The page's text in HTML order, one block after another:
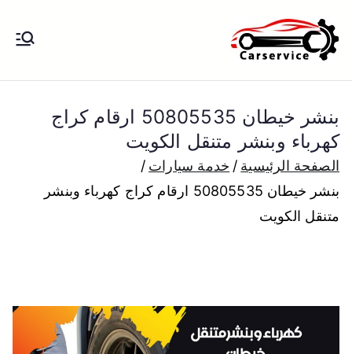
إلى
المحتوى
الكويت
بنشر متنقل الكويت كهرباء وبنشر تبديل
بارخص الاسعار
بنشر خيطان 50805535 ارقام كراج
كهرباء وبنشر متنقل الكويت
الصفحة الرئيسية
خدمة سيارات
بنشر خيطان 50805535 ارقام كراج كهرباء وبنشر
متنقل الكويت